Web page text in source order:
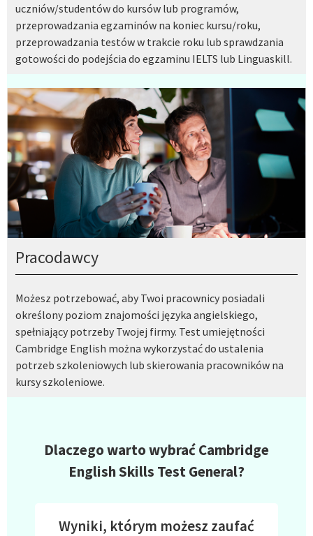
uczniów/studentów do kursów lub programów,
przeprowadzania egzaminów na koniec kursu/roku,
przeprowadzania testów w trakcie roku lub sprawdzania
gotowości do podejścia do egzaminu IELTS lub Linguaskill.
Pracodawcy
Możesz potrzebować, aby Twoi pracownicy posiadali
określony poziom znajomości języka angielskiego,
spełniający potrzeby Twojej firmy. Test umiejętności
Cambridge English można wykorzystać do ustalenia
potrzeb szkoleniowych lub skierowania pracowników na
kursy szkoleniowe.
Dlaczego warto wybrać Cambridge
English Skills Test General?
Wyniki, którym możesz zaufać